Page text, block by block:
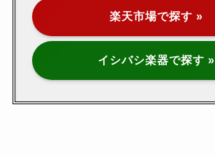
楽天市場で探す »
イシバシ楽器で探す »